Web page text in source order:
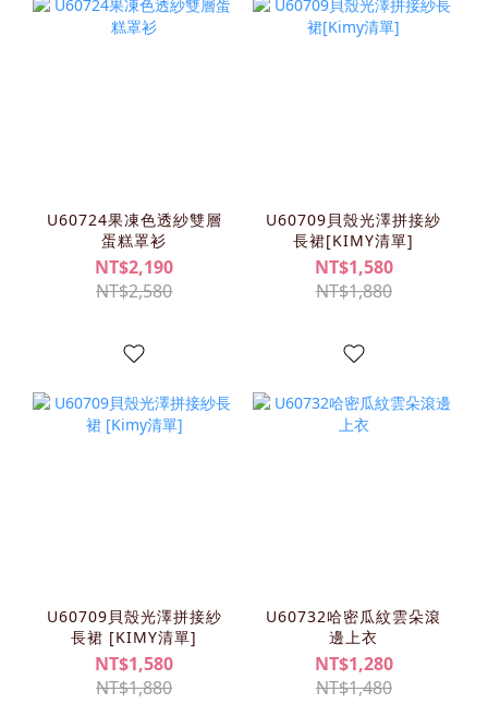
U60724果凍色透紗雙層
蛋糕罩衫
NT$2,190
NT$2,580
U60709貝殼光澤拼接紗
長裙[KIMY清單]
NT$1,580
NT$1,880
U60709貝殼光澤拼接紗
長裙 [KIMY清單]
NT$1,580
NT$1,880
U60732哈密瓜紋雲朵滾
邊上衣
NT$1,280
NT$1,480